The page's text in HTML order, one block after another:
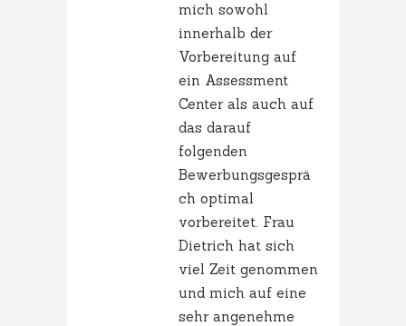
mich sowohl
innerhalb der
Vorbereitung auf
ein Assessment
Center als auch auf
das darauf
folgenden
Bewerbungsgesprä
ch optimal
vorbereitet. Frau
Dietrich hat sich
viel Zeit genommen
und mich auf eine
sehr angenehme